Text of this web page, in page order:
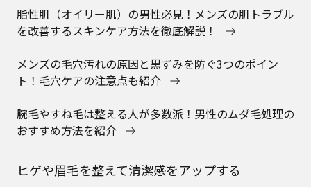
脂性肌（オイリー肌）の男性必見！メンズの肌トラブル
を改善するスキンケア方法を徹底解説！
メンズの毛穴汚れの原因と黒ずみを防ぐ3つのポイン
ト！毛穴ケアの注意点も紹介
腕毛やすね毛は整える人が多数派！男性のムダ毛処理の
おすすめ方法を紹介
ヒゲや眉毛を整えて清潔感をアップする